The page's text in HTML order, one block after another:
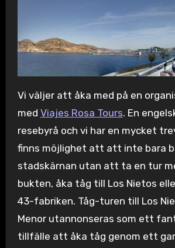
Vi väljer att åka med på en
med Viajes Rosa Tours. En
resebyrå och vi har en mycket
finns möjlighet att att inte bara
stadskärnan utan att ta en tur
bukten, åka tåg till Los Nietos
43-fabriken. Tåg-turen till Los
Menor utannonseras som ett
tillfälle att åka tåg genom ett